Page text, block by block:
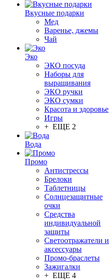
Вкусные подарки
Мед
Варенье, джемы
Чай
Эко
ЭКО посуда
Наборы для
выращивания
ЭКО ручки
ЭКО сумки
Красота и здоровье
Игры
+ ЕЩЕ 2
Вода
Промо
Антистрессы
Брелоки
Таблетницы
Солнцезащитные
очки
Средства
индивидуальной
защиты
Светоотражатели и
аксессуары
Промо-браслеты
Зажигалки
+ ЕЩЕ 4